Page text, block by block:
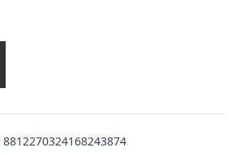
8812270324168243874